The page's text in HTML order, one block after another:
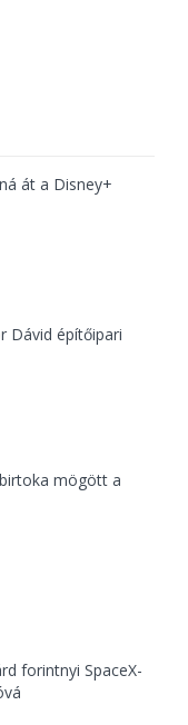
át a Disney+
Dávid építőipari
mögött a
forintnyi SpaceX-